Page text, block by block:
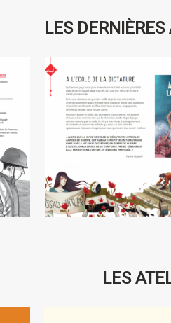
de manger, car elle se […]
LES
A l’école de
LES